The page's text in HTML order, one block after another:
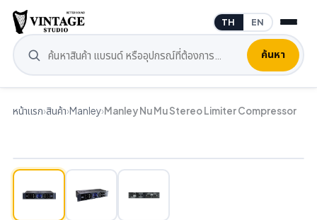
ค้นหา
TH EN
หน้าแรก›สินค้า›Manley›Manley Nu Mu Stereo Limiter Compressor